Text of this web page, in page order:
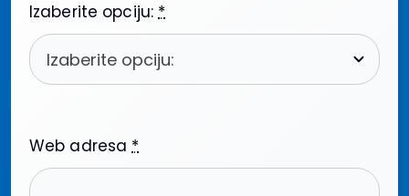
Izaberite opciju:*
Web adresa*